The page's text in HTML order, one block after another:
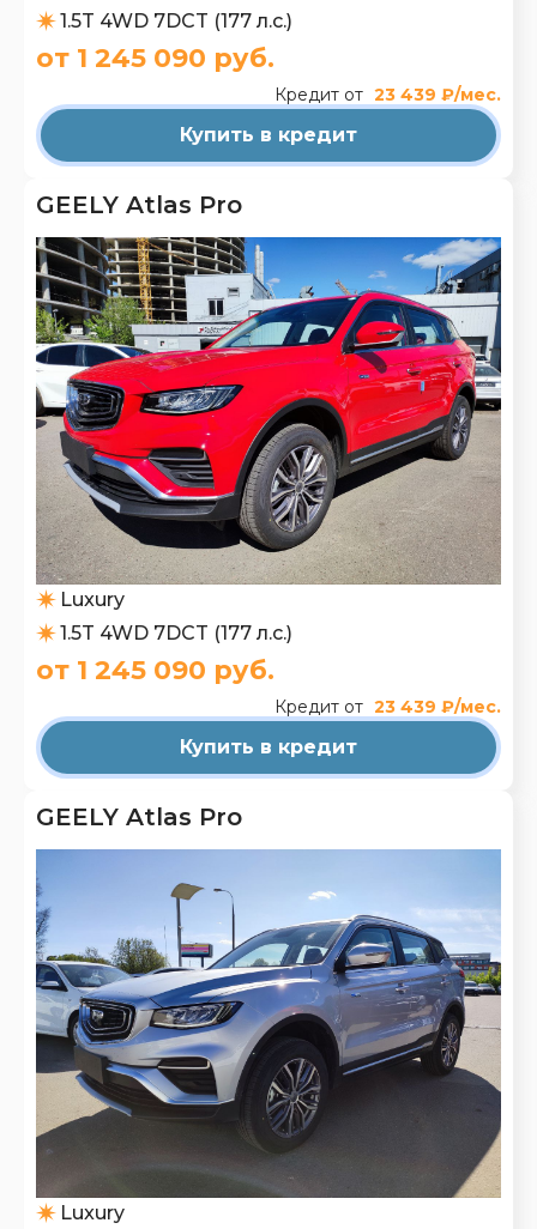
1.5T 4WD 7DCT (177 л.с.)
от 1 245 090 руб.
Кредит от 23 439 ₽/мес.
Купить в кредит
GEELY Atlas Pro
Luxury
1.5T 4WD 7DCT (177 л.с.)
от 1 245 090 руб.
Кредит от 23 439 ₽/мес.
Купить в кредит
GEELY Atlas Pro
Luxury